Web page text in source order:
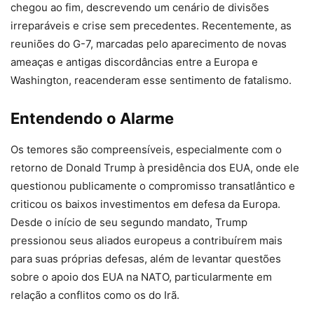
chegou ao fim, descrevendo um cenário de divisões
irreparáveis e crise sem precedentes. Recentemente, as
reuniões do G-7, marcadas pelo aparecimento de novas
ameaças e antigas discordâncias entre a Europa e
Washington, reacenderam esse sentimento de fatalismo.
Entendendo o Alarme
Os temores são compreensíveis, especialmente com o
retorno de Donald Trump à presidência dos EUA, onde ele
questionou publicamente o compromisso transatlântico e
criticou os baixos investimentos em defesa da Europa.
Desde o início de seu segundo mandato, Trump
pressionou seus aliados europeus a contribuírem mais
para suas próprias defesas, além de levantar questões
sobre o apoio dos EUA na NATO, particularmente em
relação a conflitos como os do Irã.